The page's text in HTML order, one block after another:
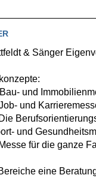
& Sänger
und
und
und
für die ganze
eine